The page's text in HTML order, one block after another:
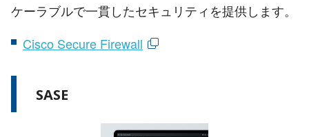
ケーラブルで一貫したセキュリティを提供します。
Cisco Secure Firewall
SASE